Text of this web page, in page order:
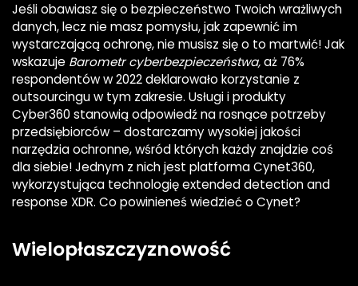
Jeśli obawiasz się o bezpieczeństwo Twoich wrażliwych
danych, lecz nie masz pomysłu, jak zapewnić im
wystarczającą ochronę, nie musisz się o to martwić! Jak
wskazuje Barometr cyberbezpieczeństwa,aż 76%
respondentów w 2022 deklarowało korzystanie z
outsourcingu w tym zakresie. Usługi i produkty
Cyber360 stanowią odpowiedź na rosnące potrzeby
przedsiębiorców – dostarczamy wysokiej jakości
narzędzia ochronne, wśród których każdy znajdzie coś
dla siebie! Jednym z nich jest platforma Cynet360,
wykorzystująca technologię extended detection and
response XDR. Co powinieneś wiedzieć o Cynet?
Wielopłaszczyznowość